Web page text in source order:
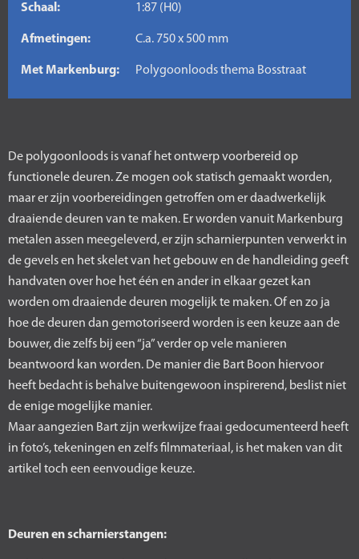
Schaal: 1:87 (H0)
Afmetingen: C.a. 750 x 500 mm
Met Markenburg: Polygoonloods thema Bosstraat
De polygoonloods is vanaf het ontwerp voorbereid op
functionele deuren. Ze mogen ook statisch gemaakt worden,
maar er zijn voorbereidingen getroffen om er daadwerkelijk
draaiende deuren van te maken. Er worden vanuit Markenburg
metalen assen meegeleverd, er zijn scharnierpunten verwerkt in
de gevels en het skelet van het gebouw en de handleiding geeft
handvaten over hoe het één en ander in elkaar gezet kan
worden om draaiende deuren mogelijk te maken. Of en zo ja
hoe de deuren dan gemotoriseerd worden is een keuze aan de
bouwer, die zelfs bij een “ja” verder op vele manieren
beantwoord kan worden. De manier die Bart Boon hiervoor
heeft bedacht is behalve buitengewoon inspirerend, beslist niet
de enige mogelijke manier.
Maar aangezien Bart zijn werkwijze fraai gedocumenteerd heeft
in foto’s, tekeningen en zelfs filmmateriaal, is het maken van dit
artikel toch een eenvoudige keuze.
Deuren en scharnierstangen: